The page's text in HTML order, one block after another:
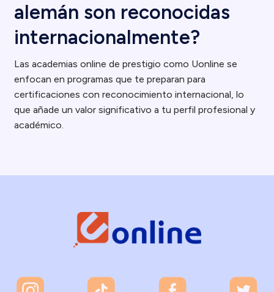
alemán son reconocidas
internacionalmente?
Las academias online de prestigio como Uonline se
enfocan en programas que te preparan para
certificaciones con reconocimiento internacional, lo
que añade un valor significativo a tu perfil profesional y
académico.